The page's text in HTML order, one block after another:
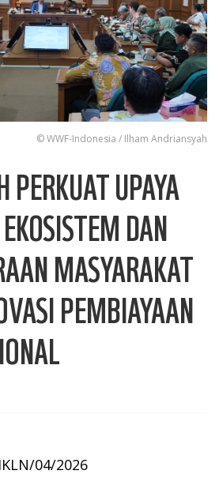
© WWF-Indonesia / Ilham Andriansyah
PERKUAT UPAYA
DAN
MASYARAKAT
PEMBIAYAAN
04/2026